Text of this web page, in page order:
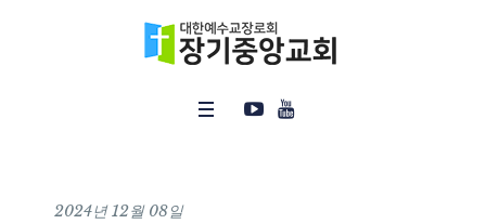
2024년 12월 08일